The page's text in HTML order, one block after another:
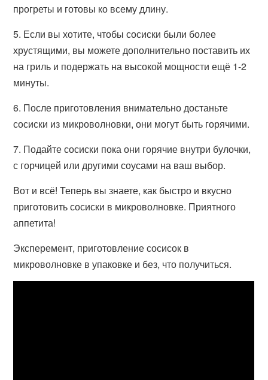
прогреты и готовы ко всему длину.
5. Если вы хотите, чтобы сосиски были более
хрустящими, вы можете дополнительно поставить их
на гриль и подержать на высокой мощности ещё 1-2
минуты.
6. После приготовления внимательно достаньте
сосиски из микроволновки, они могут быть горячими.
7. Подайте сосиски пока они горячие внутри булочки,
с горчицей или другими соусами на ваш выбор.
Вот и всё! Теперь вы знаете, как быстро и вкусно
приготовить сосиски в микроволновке. Приятного
аппетита!
Эксперемент, приготовление сосисок в
микроволновке в упаковке и без, что получиться.